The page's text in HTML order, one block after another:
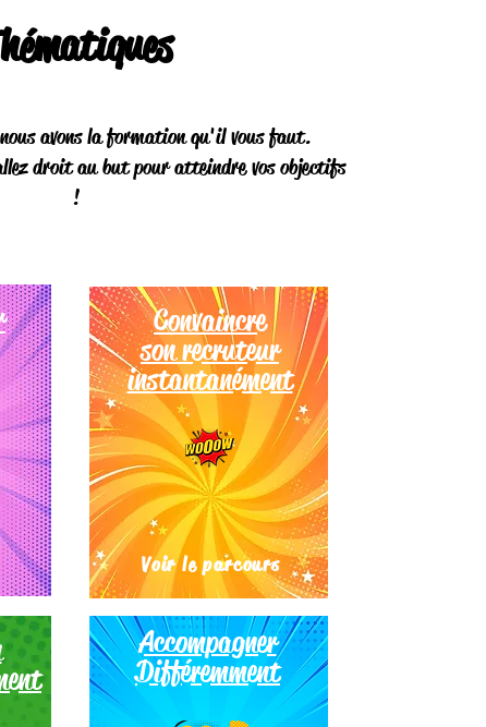
Accompagner
Différemment
avons la formation qu'il vous faut.
droit au but pour atteindre vos objectifs
!
Convaincre
son recruteur
instantanément
Voir le parcours